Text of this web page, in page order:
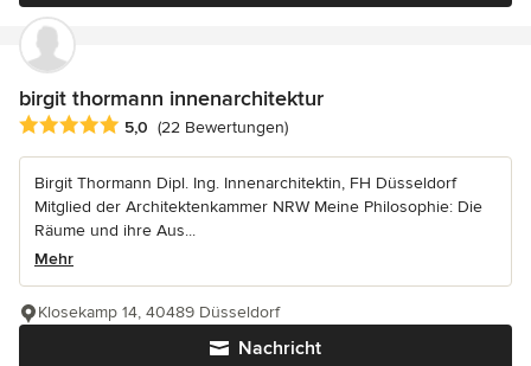
birgit thormann innenarchitektur
Durchschnittliche Bewertung: 5 von 5 Sternen
5,0 (22 Bewertungen)
Birgit Thormann Dipl. Ing. Innenarchitektin, FH Düsseldorf
Mitglied der Architektenkammer NRW Meine Philosophie: Die
Räume und ihre Aus...
Mehr
Nachricht
Klosekamp 14, 40489 Düsseldorf